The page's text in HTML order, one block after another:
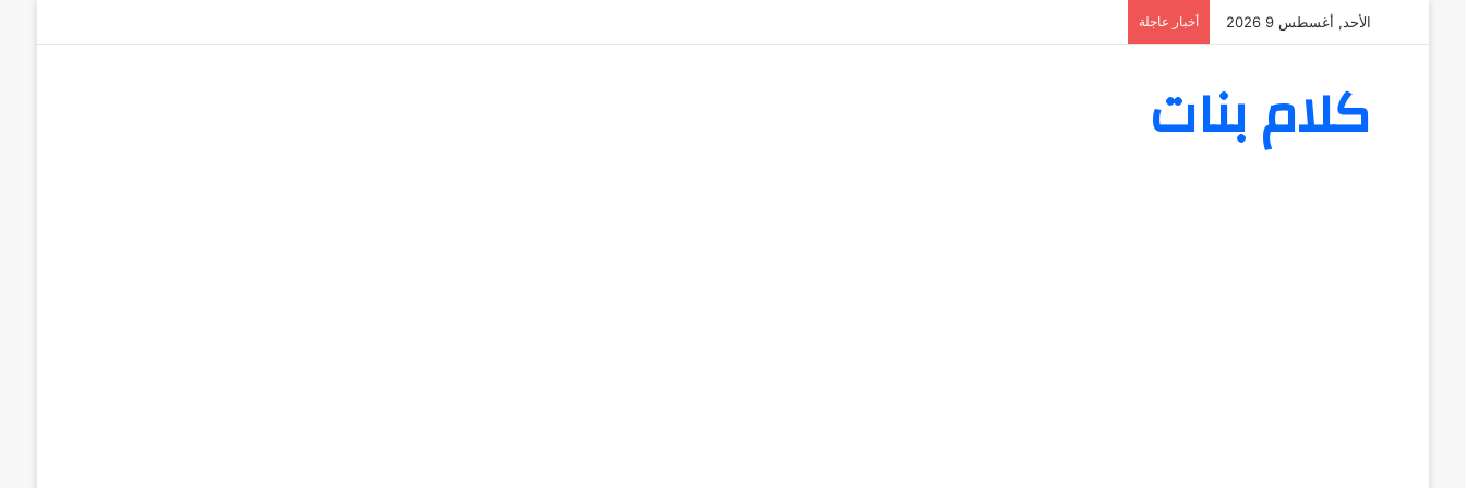
الأحد, أغسطس 9 2026 أخبار عاجلة
كلام بنات